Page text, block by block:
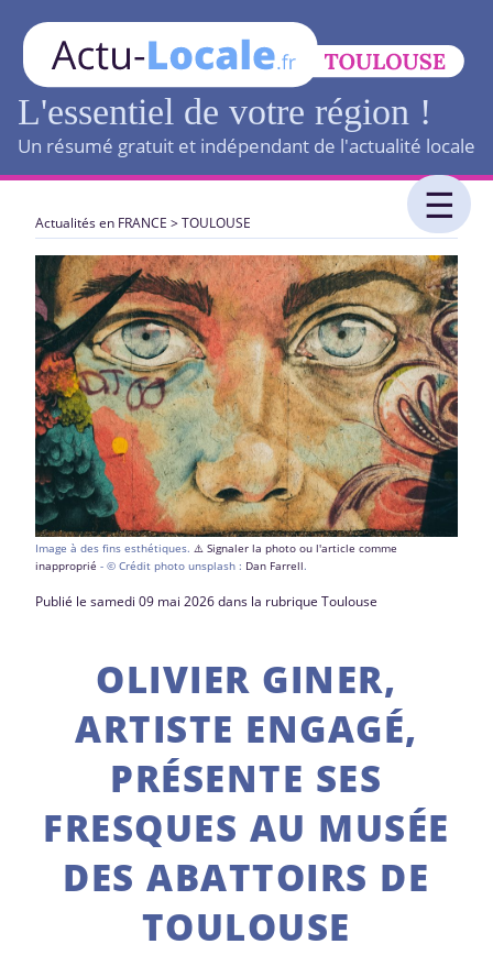
L'essentiel de votre région !
Un résumé gratuit et indépendant de l'actualité locale
Actualités en FRANCE >TOULOUSE
Image à des fins esthétiques. ⚠️ Signaler la photo ou l'article comme
inapproprié - © Crédit photo unsplash : Dan Farrell.
Publié le samedi 09 mai 2026 dans la rubrique Toulouse
OLIVIER GINER,
ARTISTE ENGAGÉ,
PRÉSENTE SES
FRESQUES AU MUSÉE
DES ABATTOIRS DE
TOULOUSE